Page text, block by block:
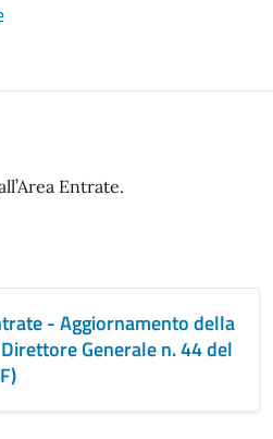
Entrate.
- Aggiornamento della
Generale n. 44 del